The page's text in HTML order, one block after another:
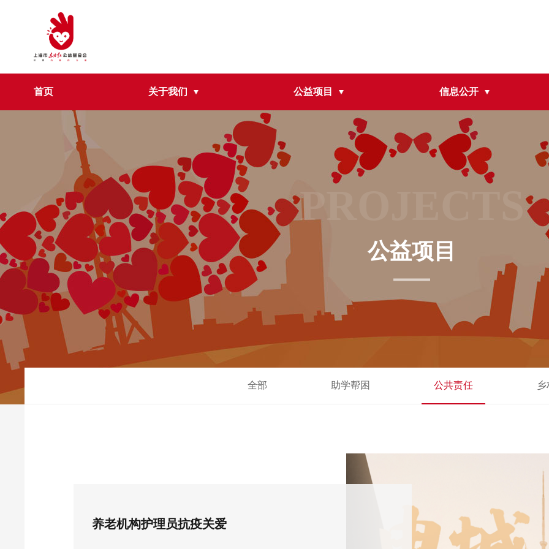
首页 关于我们 公益项目 信息公开
PROJECTS
公益项目
全部 助学帮困 公共责任
养老机构护理员抗疫关爱